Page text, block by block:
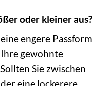
oder kleiner aus?
engere Passform
gewohnte
Sie zwischen